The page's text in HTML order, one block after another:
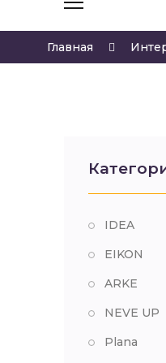
Главная
IDEA
EIKON
ARKE
NEVE UP
Plana